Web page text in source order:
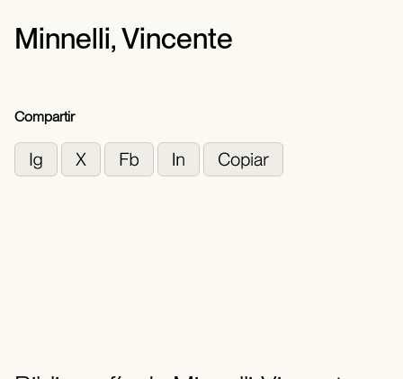
Minnelli, Vincente
Compartir